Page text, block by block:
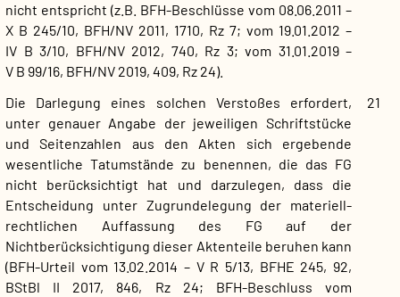
nicht entspricht (z.B. BFH-Beschlüsse vom 08.06.2011 –
X B 245/10, BFH/NV 2011, 1710, Rz 7; vom 19.01.2012 –
IV B 3/10, BFH/NV 2012, 740, Rz 3; vom 31.01.2019 –
V B 99/16, BFH/NV 2019, 409, Rz 24).
21
Die Darlegung eines solchen Verstoßes erfordert,
unter genauer Angabe der jeweiligen Schriftstücke
und Seitenzahlen aus den Akten sich ergebende
wesentliche Tatumstände zu benennen, die das FG
nicht berücksichtigt hat und darzulegen, dass die
Entscheidung unter Zugrundelegung der materiell-
rechtlichen Auffassung des FG auf der
Nichtberücksichtigung dieser Aktenteile beruhen kann
(BFH-Urteil vom 13.02.2014 – V R 5/13, BFHE 245, 92,
BStBl II 2017, 846, Rz 24; BFH-Beschluss vom